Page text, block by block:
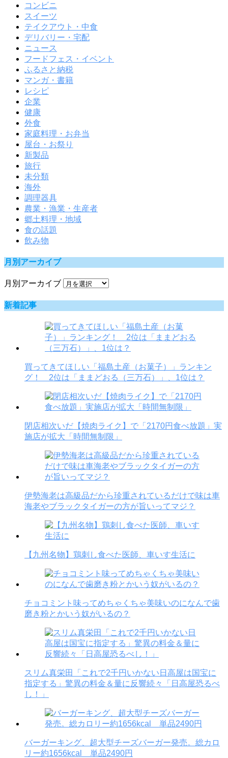
コンビニ
スイーツ
テイクアウト・中食
デリバリー・宅配
ニュース
フードフェス・イベント
ふるさと納税
マンガ・書籍
レシピ
企業
健康
外食
家庭料理・お弁当
屋台・お祭り
新製品
旅行
未分類
海外
調理器具
農業・漁業・生産者
郷土料理・地域
食の話題
飲み物
月別アーカイブ
月別アーカイブ
新着記事
買ってきてほしい「福島土産（お菓子）」ランキン
グ！ 2位は「ままどおる（三万石）」、1位は？
閉店相次いだ【焼肉ライク】で「2170円食べ放題」実
施店が拡大「時間無制限」
伊勢海老は高級品だから珍重されているだけで味は車
海老やブラックタイガーの方が旨いってマジ？
【九州名物】鶏刺し食べた医師、車いす生活に
チョコミント味ってめちゃくちゃ美味いのになんで歯
磨き粉とかいう奴がいるの？
スリム真栄田「これで2千円いかない日高屋は国宝に
指定する」驚異の料金＆量に反響続々「日高屋恐るべ
し！」
バーガーキング、超大型チーズバーガー発売。総カロ
リー約1656kcal 単品2490円